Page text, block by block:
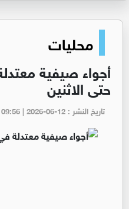
محليات
أجواء صيفية
حتى الاثنين
تاريخ النشر : Friday - am 09:56 | 2026-06-12